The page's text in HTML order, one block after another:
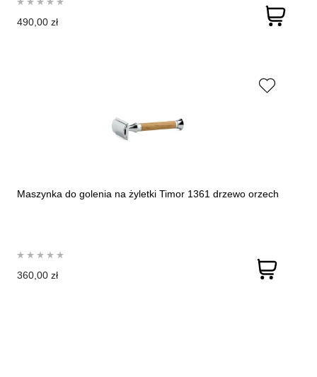
490,00 zł
Maszynka do golenia na żyletki Timor 1361 drzewo orzech
360,00 zł